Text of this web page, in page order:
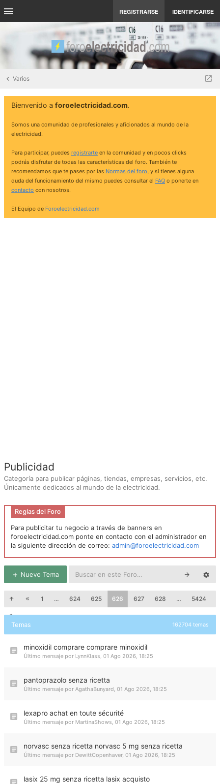
REGISTRARSE IDENTIFICARSE
Varios
Bienvenido a foroelectricidad.com.
Somos una comunidad de profesionales y aficionados al mundo de la
electricidad.
Para participar, puedes registrarte en la comunidad y en pocos clicks
podrás disfrutar de todas las características del foro. También te
recomendamos que te pases por las Normas del foro, y si tienes alguna
duda del funcionamiento del mismo puedes consultar el FAQ o ponerte en
contacto con nosotros.
El Equipo de Foroelectricidad.com
Publicidad
Categoría para publicar páginas, tiendas, empresas, servicios, etc.
Únicamente dedicados al mundo de la electricidad.
Reglas del Foro
Para publicitar tu negocio a través de banners en
foroelectricidad.com ponte en contacto con el administrador en
la siguiente dirección de correo: admin@foroelectricidad.com
Nuevo Tema
1 … 624 625 626 627 628 … 5424
Temas 162704 temas
minoxidil comprare comprare minoxidil
Último mensaje por LynnKlass, 01 Ago 2026, 18:25
pantoprazolo senza ricetta
Último mensaje por AgathaBunyard, 01 Ago 2026, 18:25
lexapro achat en toute sécurité
Último mensaje por MartinaShows, 01 Ago 2026, 18:25
norvasc senza ricetta norvasc 5 mg senza ricetta
Último mensaje por DewittCopenhaver, 01 Ago 2026, 18:25
lasix 25 mg senza ricetta lasix acquisto